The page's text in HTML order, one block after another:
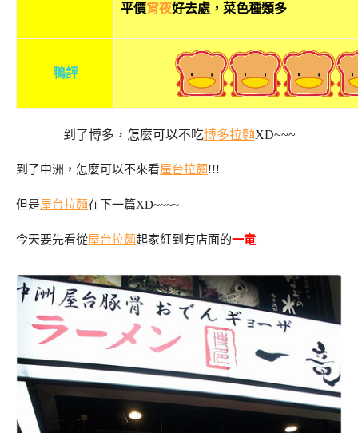
平價宵夜好去處，菜色種類多
鴨評
到了博多，怎麼可以不吃博多拉麵XD~~~
到了中洲，怎麼可以不來看屋台拉麵!!!
但是屋台拉麵在下一篇XD~~~~
今天要先看從屋台拉麵起家紅到有店面的一竜